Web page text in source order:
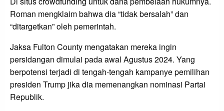
Roman mengklaim bahwa dia “tidak bersalah” dan
“ditargetkan” oleh pemerintah.
Jaksa Fulton County mengatakan mereka ingin
persidangan dimulai pada awal Agustus 2024. Yang
berpotensi terjadi di tengah-tengah kampanye pemilihan
presiden Trump jika dia memenangkan nominasi Partai
Republik.